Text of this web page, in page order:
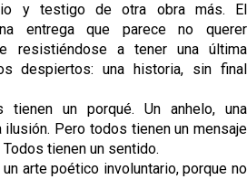
pasada se vio
tirar para delante y
mientras Rodri agita el
vender a Carlos Álvarez
y testigo de otra obra más. El
entrega que parece no querer
resistiéndose a tener una última
despiertos: una historia, sin final
tienen un porqué. Un anhelo, una
ilusión. Pero todos tienen un mensaje
tienen un sentido.
arte poético involuntario, porque no